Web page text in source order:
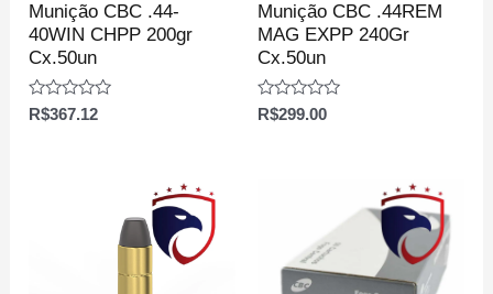
Munição CBC .44-
40WIN CHPP 200gr
Cx.50un
Avaliação
R$367.12
Munição CBC .44REM
MAG EXPP 240Gr
Cx.50un
Avaliação
R$299.00